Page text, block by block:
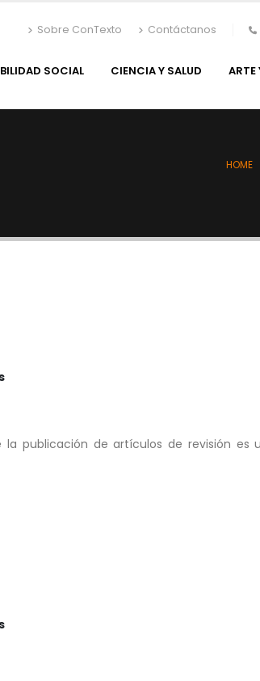
Sobre ConTexto Contáctanos
SOCIAL CIENCIA Y SALUD ARTE
HOME
publicación de artículos de revisión es